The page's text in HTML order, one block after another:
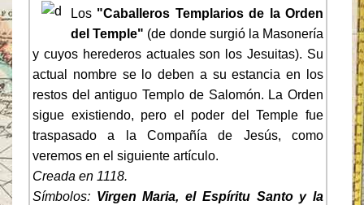
Los "Caballeros Templarios de la Orden
del Temple" (de donde surgió la Masonería
y cuyos herederos actuales son los Jesuitas). Su
actual nombre se lo deben a su estancia en los
restos del antiguo Templo de Salomón. La Orden
sigue existiendo, pero el poder del Temple fue
traspasado a la Compañía de Jesús, como
veremos en el siguiente artículo.
Creada en 1118.
Símbolos: Virgen Maria, el Espíritu Santo y la